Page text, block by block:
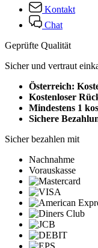
Kontakt
Chat
Geprüfte Qualität
Sicher und vertraut
Österreich:
Kostenloser
Mindestens 1
Sichere
Sicher bezahlen mit
Nachnahme
Vorauskasse